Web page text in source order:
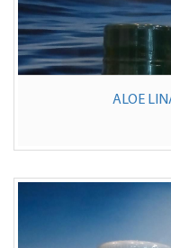
ALOE